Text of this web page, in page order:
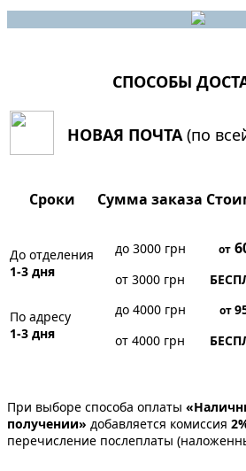
СПОСОБЫ
НОВАЯ ПОЧТА(по
Сроки Сумма заказа
До отделения
1-3 дня
до 3000 грн от
от 3000 грн
По адресу
1-3 дня
до 4000 грн от
от 4000 грн
При выборе способа оплаты
получении» добавляется комиссия
перечисление послеплаты